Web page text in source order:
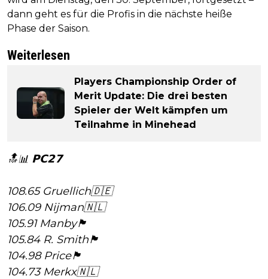
dann geht es für die Profis in die nächste heiße
Phase der Saison.
Weiterlesen
Players Championship Order of
Merit Update: Die drei besten
Spieler der Welt kämpfen um
Teilnahme in Minehead
🔝📊 𝗣𝗖𝟮𝟳
108.65 Gruellich🇩🇪
106.09 Nijman🇳🇱
105.91 Manby🏴󠁧󠁢󠁥󠁮󠁧󠁿
105.84 R. Smith🏴󠁧󠁢󠁥󠁮󠁧󠁿
104.98 Price🏴󠁧󠁢󠁷󠁬󠁳󠁿
104.73 Merkx🇳🇱